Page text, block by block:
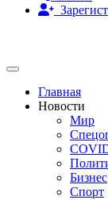
Toggle navigation
Главная
Новости
Мир
Бизнес
Спорт